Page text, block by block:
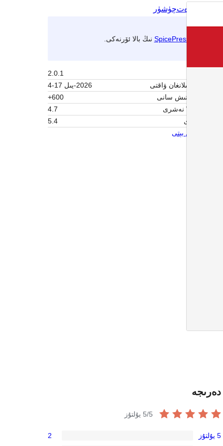
ئالدىن كۆزەتچۈشۈر
SpicePress نىڭ بالا ئۆرنەكى.
2.0.1
ئاخىرقى يېڭىلانغان ۋاقتى
2026-يىل 17-4
ئاكتىپ ئورنىتىش سانى
600+
WordPress نەشرى
4.7
5.4
ئۆرنەك باش بېتى
دەرىجە
5/5 يۇلتۇز
5 يۇلتۇز 2